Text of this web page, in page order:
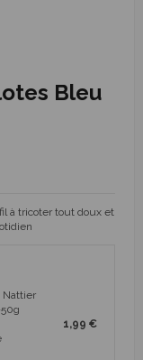
Bleu
à tricoter tout doux et
Nattier
1,99 €